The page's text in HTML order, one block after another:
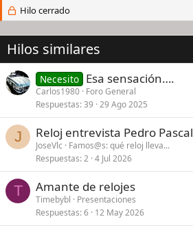
Hilo cerrado
Hilos similares
Necesito Esa sensación….
Carlos1980 Foro General
Respuestas 39 29 Ago 2025
J Reloj entrevista Pedro Pascal
JoseVlc
Famos@s: qué reloj lleva...
Respuestas 2 4 Jul 2026
T Amante de relojes
Timebybl
Presentaciones
Respuestas 6 12 May 2026